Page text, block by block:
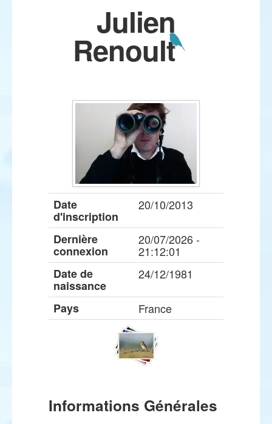
Julien
Renoult
Date
d'inscription
20/10/2013
Dernière
connexion
20/07/2026 -
21:12:01
Date de
naissance
24/12/1981
Pays France
Informations Générales